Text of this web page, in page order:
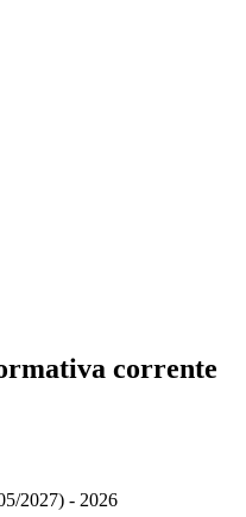
corrente
2027) - 2026